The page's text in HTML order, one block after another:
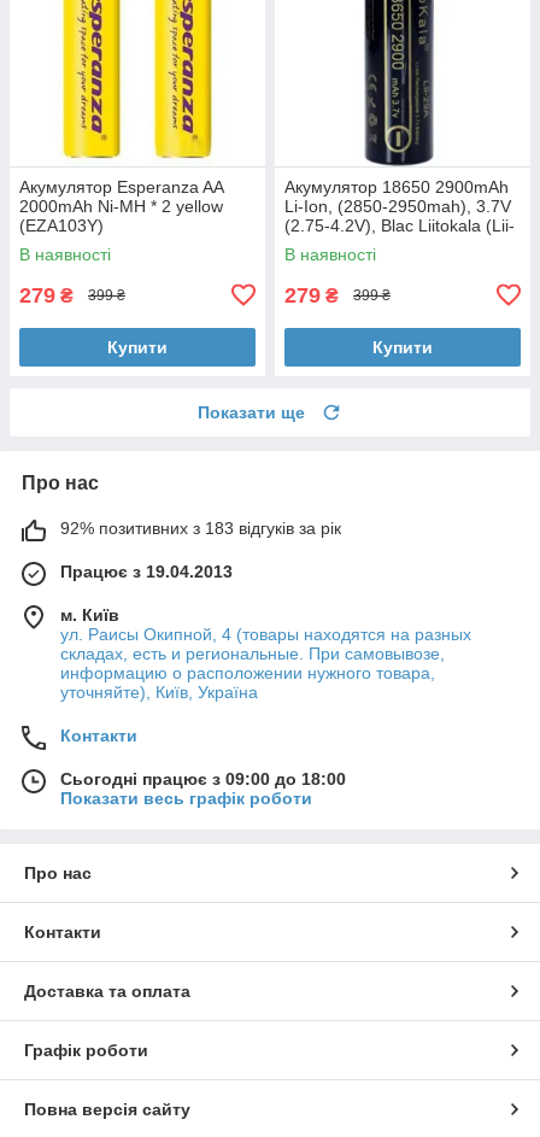
Акумулятор Esperanza AA
2000mAh Ni-MH * 2 yellow
(EZA103Y)
В наявності
279 ₴ 399 ₴
Купити
Акумулятор 18650 2900mAh
Li-Ion, (2850-2950mah), 3.7V
(2.75-4.2V), Blac Liitokala (Lii-
29A)
В наявності
279 ₴ 399 ₴
Купити
Показати ще
Про нас
92% позитивних з 183 відгуків за рік
Працює з 19.04.2013
м. Київ
ул. Раисы Окипной, 4 (товары находятся на разных
складах, есть и региональные. При самовывозе,
информацию о расположении нужного товара,
уточняйте), Київ, Україна
Контакти
Сьогодні працює з 09:00 до 18:00
Показати весь графік роботи
Про нас
Контакти
Доставка та оплата
Графік роботи
Повна версія сайту